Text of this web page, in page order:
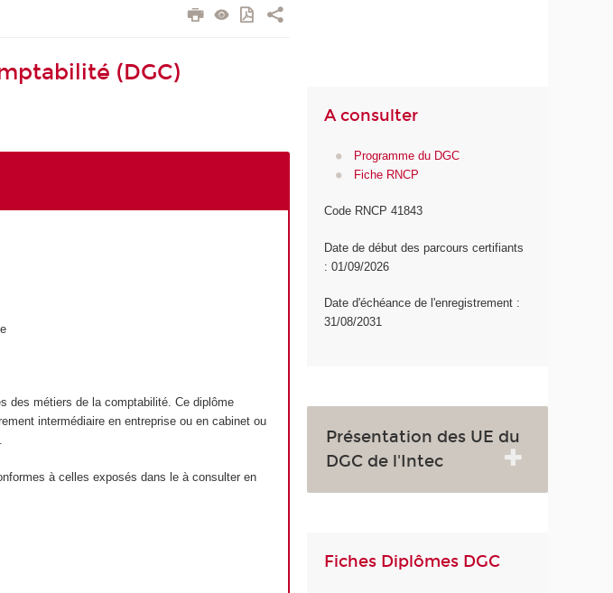
(DGC)
des métiers de la comptabilité. Ce diplôme
intermédiaire en entreprise ou en cabinet ou
à celles exposés dans le à consulter en
A consulter
Programme du DGC
Fiche RNCP
Code RNCP 41843
Date de début des parcours certifiants
: 01/09/2026
Date d'échéance de l'enregistrement :
31/08/2031
Présentation des UE du
DGC de l'Intec
Fiches Diplômes DGC